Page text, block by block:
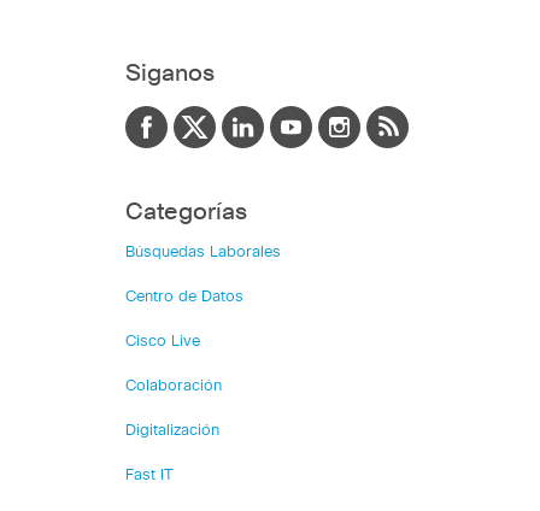
Siganos
Categorías
Búsquedas Laborales
Centro de Datos
Cisco Live
Colaboración
Digitalización
Fast IT